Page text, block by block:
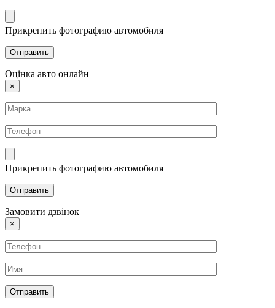
Прикрепить фотографию автомобиля
Оцінка авто онлайн
×
Прикрепить фотографию автомобиля
Замовити дзвінок
×